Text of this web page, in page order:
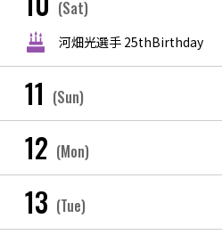
(Sat)
河畑光選手 25thBirthday
11 (Sun)
12 (Mon)
13 (Tue)